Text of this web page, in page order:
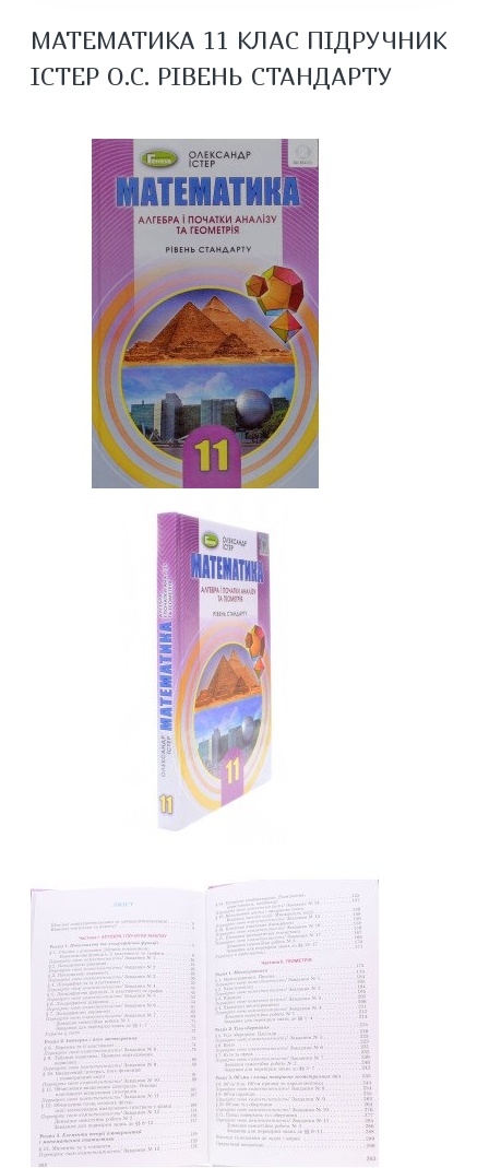
МАТЕМАТИКА 11 КЛАС ПІДРУЧНИК
ІСТЕР О.С. РІВЕНЬ СТАНДАРТУ